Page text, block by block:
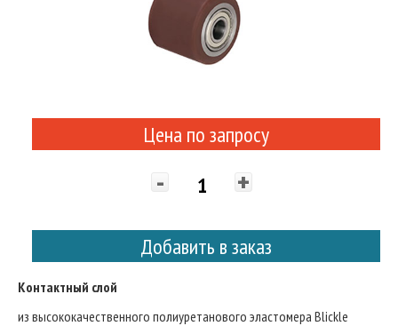
Цена по запросу
- +
Добавить в заказ
Контактный слой
из высококачественного полиуретанового эластомера Blickle